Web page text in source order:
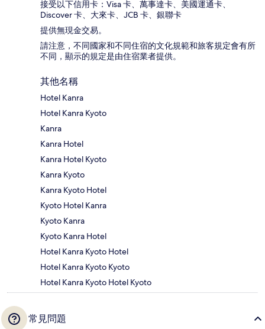
接受以下信用卡：Visa 卡、萬事達卡、美國運通卡、
Discover 卡、大來卡、JCB 卡、銀聯卡
提供無現金交易。
請注意，不同國家和不同住宿的文化規範和旅客規定會有所
不同，顯示的規定是由住宿業者提供。
其他名稱
Hotel Kanra
Hotel Kanra Kyoto
Kanra
Kanra Hotel
Kanra Hotel Kyoto
Kanra Kyoto
Kanra Kyoto Hotel
Kyoto Hotel Kanra
Kyoto Kanra
Kyoto Kanra Hotel
Hotel Kanra Kyoto Hotel
Hotel Kanra Kyoto Kyoto
Hotel Kanra Kyoto Hotel Kyoto
常見問題